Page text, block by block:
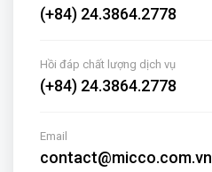
(+84) 24.3864.2778
Hồi đáp chất lượng dịch vụ
(+84) 24.3864.2778
Email
contact@micco.com.vn